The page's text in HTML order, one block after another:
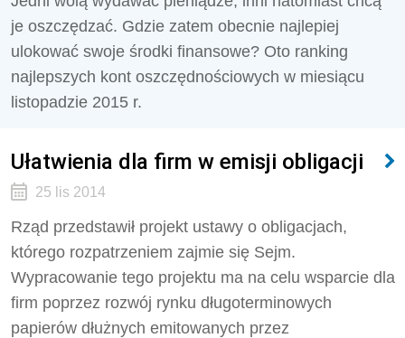
je oszczędzać. Gdzie zatem obecnie najlepiej
ulokować swoje środki finansowe? Oto ranking
najlepszych kont oszczędnościowych w miesiącu
listopadzie 2015 r.
Ułatwienia dla firm w emisji obligacji
25 lis 2014
Rząd przedstawił projekt ustawy o obligacjach,
którego rozpatrzeniem zajmie się Sejm.
Wypracowanie tego projektu ma na celu wsparcie dla
firm poprzez rozwój rynku długoterminowych
papierów dłużnych emitowanych przez